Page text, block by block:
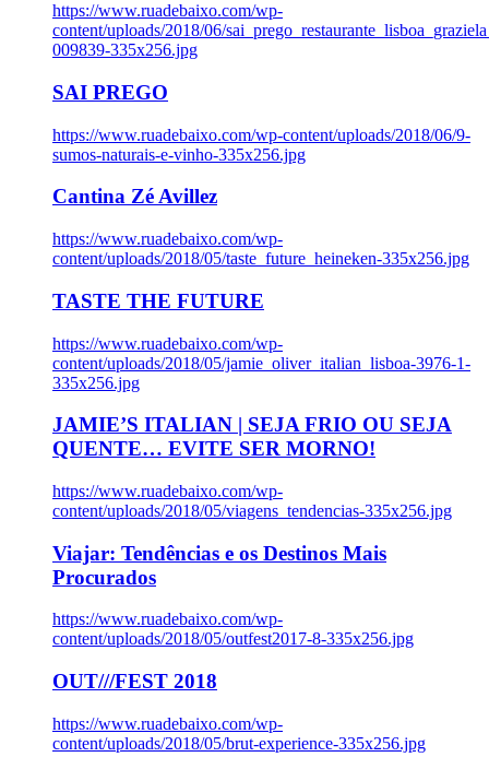
https://www.ruadebaixo.com/wp-
content/uploads/2018/06/
009839-335x256.jpg
SAI PREGO
https://www.ruadebaixo.com/wp-content/uploads/2018/06/9-
sumos-naturais-e-vinho-335x256.jpg
Cantina Zé Avillez
https://www.ruadebaixo.com/wp-
content/uploads/2018/05/taste_future_heineken-335x256.jpg
TASTE THE FUTURE
https://www.ruadebaixo.com/wp-
content/uploads/2018/05/jamie_oliver_italian_lisboa-3976-1-
335x256.jpg
JAMIE’S ITALIAN | SEJA FRIO OU SEJA
QUENTE… EVITE SER MORNO!
https://www.ruadebaixo.com/wp-
content/uploads/2018/05/viagens_tendencias-335x256.jpg
Viajar: Tendências e os Destinos Mais
Procurados
https://www.ruadebaixo.com/wp-
content/uploads/2018/05/outfest2017-8-335x256.jpg
OUT///FEST 2018
https://www.ruadebaixo.com/wp-
content/uploads/2018/05/brut-experience-335x256.jpg